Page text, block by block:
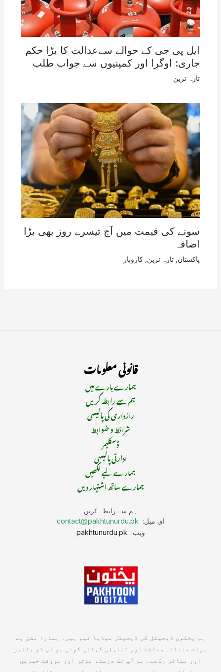
ایل پی جی کے حوالے سےعدالت کا بڑا حکم
جاری: اوگرا اور کمپنیوں سے جواب طلب
تازہ ترین
سونے کی قیمت میں آج تیسرے روز بھی بڑا
اضافہ
پاکستان تازہ ترین کاروبار
قانونی معلومات
ہمارے بارے میں
ہم سے رابطہ کریں
رازداری کی پالیسی
شرائط و ضوابط
ڈسکلیمر
ادارتی پالیسی
ہمارے لیے لکھیں
ہمارے ساتھ اشتہار دیں
ہم سے رابطہ کریں
ای میل: contact@pakhtunurdu.pk
ویب:
ہم پختون ڈیجیٹل کی ڈیجیٹل میڈیا ٹیم ہیں۔ ہمارا مشن ہے
جرات مندانہ صحافت اور تخلیقی کہانی گوئی جو آپ کو باخبر
اور متاثر رکھے۔ ہم آپ تک درست، مؤثر اور بروقت خبریں